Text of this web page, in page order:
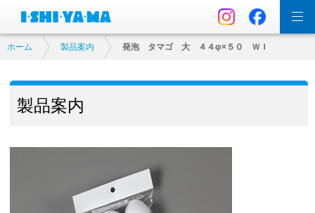
ホーム 製品案内 発泡 タマゴ 大 ４４φ×５０ ＷＩ
製品案内